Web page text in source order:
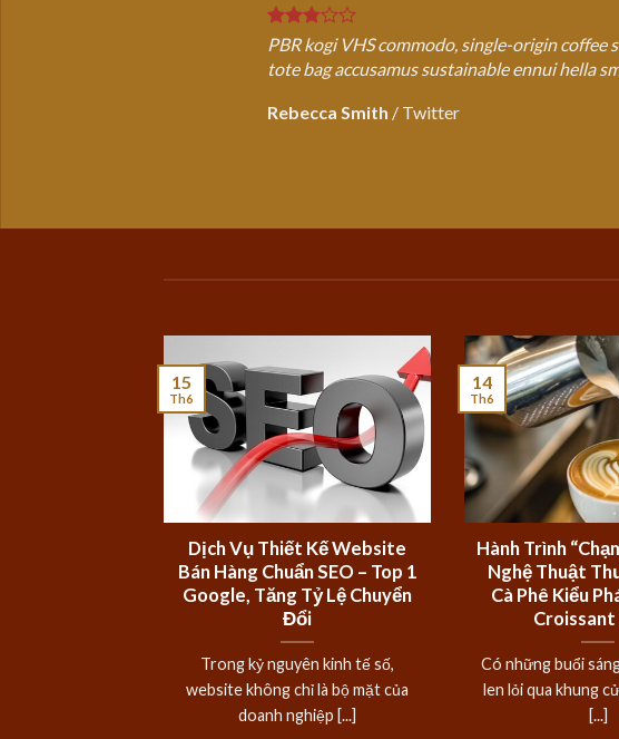
PBR kogi VHS commodo, single-origin
tote bag accusamus sustainable ennui hella
Rebecca Smith / Twitter
Dịch Vụ Thiết Kế Website
Bán Hàng Chuẩn SEO – Top 1
Google, Tăng Tỷ Lệ Chuyển
Đổi
Trong kỷ nguyên kinh tế số,
website không chỉ là bộ mặt của
doanh nghiệp [...]
15
Th6
Hành Trình
Nghệ Thuật
Cà Phê Kiểu
Có những buổi
len lỏi qua khung
[...]
14
Th6